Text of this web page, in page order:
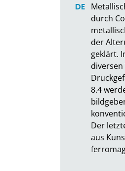
durch
der
geklärt.
8.4
Der
aus